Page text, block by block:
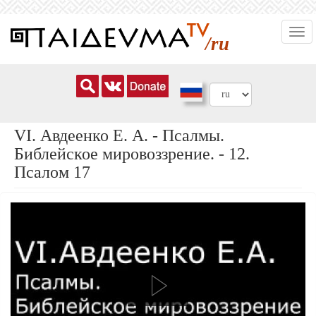
основному
/ru
VI. Авдеенко Е. А. - Псалмы.
Библейское мировоззрение. - 12.
Псалом 17